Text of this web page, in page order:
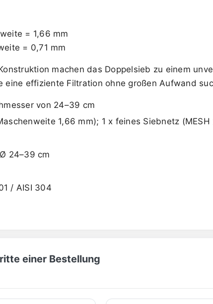
= 1,66 mm
= 0,71 mm
machen das Doppelsieb zu einem
eine effiziente Filtration ohne großen Aufwand
von 24–39 cm
1,66 mm); 1 x feines Siebnetz
24–39 cm
/ AISI 304
einer Bestellung